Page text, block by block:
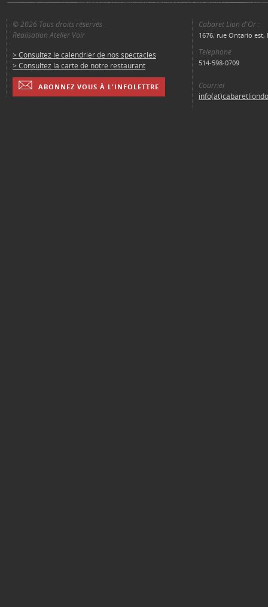
© 2026 Tous droits réservés
Réalisation Atelier Voir
> Consultez le calendrier de nos spectacles
> Consultez la carte de notre restaurant
ABONNEZ VOUS À L'INFOLETTRE
Cabaret Lion d'Or :
1676, rue Ontario est,
Téléphone
514-598-0709
Courriel